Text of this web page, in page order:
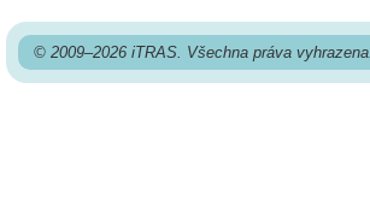
© 2009–2026 iTRAS. Všechna práva vyhrazena.